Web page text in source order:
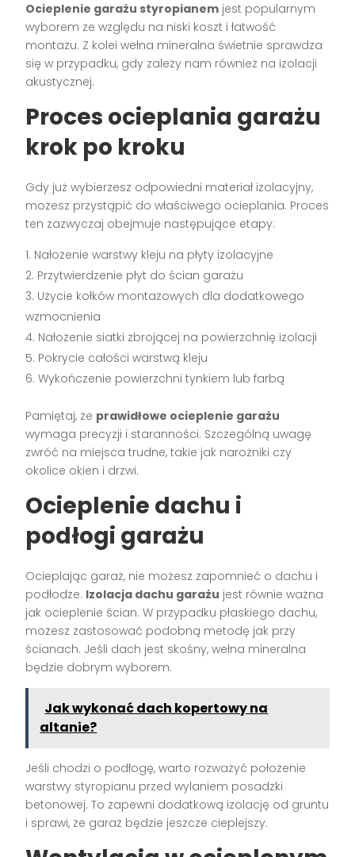
Ocieplenie garażu styropianem jest popularnym
wyborem ze względu na niski koszt i łatwość
montażu. Z kolei wełna mineralna świetnie sprawdza
się w przypadku, gdy zależy nam również na izolacji
akustycznej.
Proces ocieplania garażu
krok po kroku
Gdy już wybierzesz odpowiedni materiał izolacyjny,
możesz przystąpić do właściwego ocieplania. Proces
ten zazwyczaj obejmuje następujące etapy:
Nałożenie warstwy kleju na płyty izolacyjne
Przytwierdzenie płyt do ścian garażu
Użycie kołków montażowych dla dodatkowego
wzmocnienia
Nałożenie siatki zbrojącej na powierzchnię izolacji
Pokrycie całości warstwą kleju
Wykończenie powierzchni tynkiem lub farbą
Pamiętaj, że prawidłowe ocieplenie garażu
wymaga precyzji i staranności. Szczególną uwagę
zwróć na miejsca trudne, takie jak narożniki czy
okolice okien i drzwi.
Ocieplenie dachu i
podłogi garażu
Ocieplając garaż, nie możesz zapomnieć o dachu i
podłodze. Izolacja dachu garażu jest równie ważna
jak ocieplenie ścian. W przypadku płaskiego dachu,
możesz zastosować podobną metodę jak przy
ścianach. Jeśli dach jest skośny, wełna mineralna
będzie dobrym wyborem.
Jak wykonać dach kopertowy na
altanie?
Jeśli chodzi o podłogę, warto rozważyć położenie
warstwy styropianu przed wylaniem posadzki
betonowej. To zapewni dodatkową izolację od gruntu
i sprawi, że garaż będzie jeszcze cieplejszy.